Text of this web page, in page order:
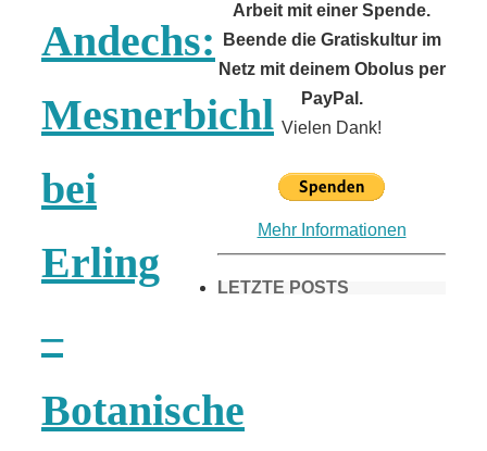
Andechs:
Mesnerbichl
bei
Erling
–
Botanische
Arbeit mit einer Spende.
Beende die Gratiskultur im
Netz mit deinem Obolus per
PayPal.
Vielen Dank!
Mehr Informationen
LETZTE POSTS